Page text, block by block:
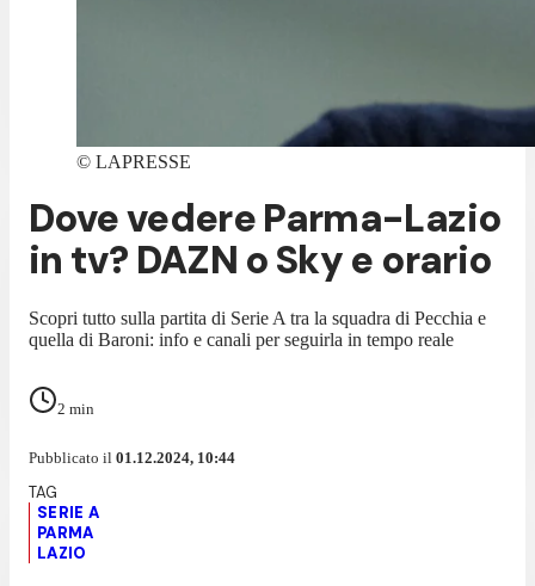
© LAPRESSE
Dove vedere Parma-Lazio
in tv? DAZN o Sky e orario
Scopri tutto sulla partita di Serie A tra la squadra di Pecchia e
quella di Baroni: info e canali per seguirla in tempo reale
2 min
Pubblicato il 01.12.2024, 10:44
SERIE A
PARMA
LAZIO